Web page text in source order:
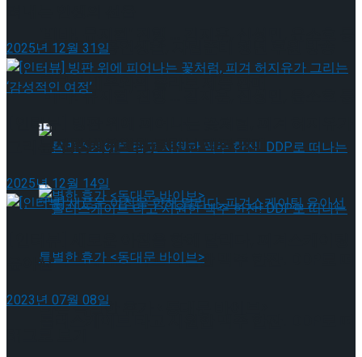
뮤지컬 배우와의 콜라보 제품 판매
롤러스케이트 타고 시원한 맥주 한잔! DDP로 떠
나는 특별한 휴가 <동대문 바이브>
혜화로운 공연생활, 자립준비 청년 후원 방송
‘비바! 뮤지컬’ 진행 … 김지훈, 신성민, 윤소호 등
뮤지컬 배우와의 콜라보 제품 판매
2025년 12월 31일
[인터뷰] 빙판 위에 피어나는 꽃처럼, 피겨 허지유가
그리는 ‘감성적인 여정’
2025년 12월 14일
윤아선
2023년 07월 08일